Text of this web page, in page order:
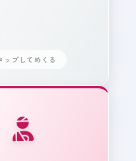
ップしてめくる
夫。少しだけ肩の力
たが思っているよ
かもしれませんよ。
今、どんな海を航
ますか？ あなたの